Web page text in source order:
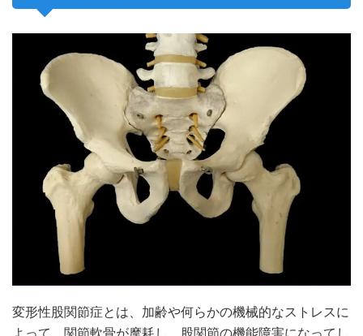
変形性股関節症とは、加齢や何らかの機械的なストレスに
よって、関節軟骨が摩耗し、股関節の機能障害になってし